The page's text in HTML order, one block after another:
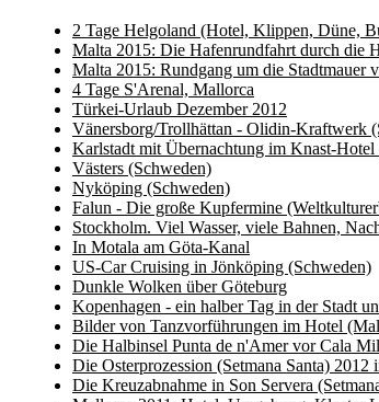
2 Tage Helgoland (Hotel, Klippen, Düne,
Malta 2015: Die Hafenrundfahrt durch die
Malta 2015: Rundgang um die Stadtmauer
4 Tage S'Arenal, Mallorca
Türkei-Urlaub Dezember 2012
Vänersborg/Trollhättan - Olidin-Kraftwerk
Karlstadt mit Übernachtung im Knast-Hotel
Västers (Schweden)
Nyköping (Schweden)
Falun - Die große Kupfermine
Stockholm. Viel Wasser, viele Bahnen,
In Motala am Göta-Kanal
US-Car Cruising in Jönköping (Schweden)
Dunkle Wolken über Göteburg
Kopenhagen - ein halber Tag in der Stadt
Bilder von Tanzvorführungen im Hotel
Die Halbinsel Punta de n'Amer vor Cala
Die Osterprozession (Setmana Santa)
Die Kreuzabnahme in Son Servera